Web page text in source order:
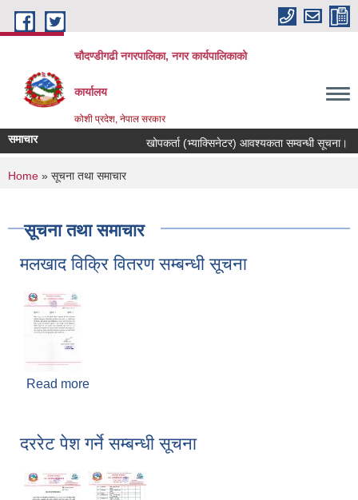
Skip to main content
चौदण्डीगढी नगरपालिका, नगर कार्यपालिकाको
कार्यालय
कोशी प्रदेश, नेपाल सरकार
समाचार खोपकर्ता (भ्याक्सिनेटर) आवश्यकता सम्वन्धी सूचना।
You are here
Home » सूचना तथा समाचार
सूचना तथा समाचार
मलखाद विक्रि वितरण सम्बन्धी सूचना
Read more
दररेट पेश गर्ने सम्बन्धी सूचना